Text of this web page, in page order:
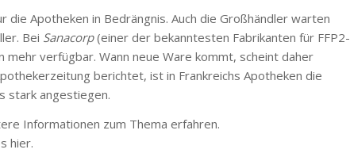
die Apotheken in Bedrängnis. Auch die Großhändler warten
Bei Sanacorp(einer der bekanntesten Fabrikanten für FFP2-
mehr verfügbar. Wann neue Ware kommt, scheint daher
berichtet, ist in Frankreichs Apotheken die
stark angestiegen.
Informationen zum Thema erfahren.
hier.